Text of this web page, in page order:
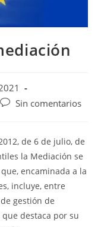
Sin comentarios
de 6 de julio, de
la Mediación se
encaminada a la
incluye, entre
gestión de
destaca por su